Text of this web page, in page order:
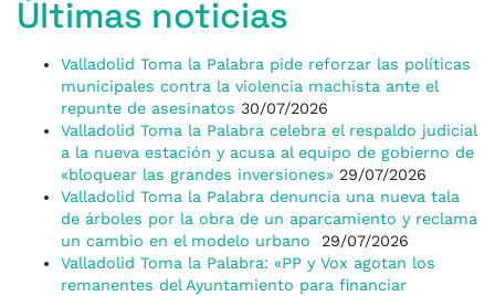
Últimas noticias
Valladolid Toma la Palabra pide reforzar las políticas
municipales contra la violencia machista ante el
repunte de asesinatos 30/07/2026
Valladolid Toma la Palabra celebra el respaldo judicial
a la nueva estación y acusa al equipo de gobierno de
«bloquear las grandes inversiones» 29/07/2026
Valladolid Toma la Palabra denuncia una nueva tala
de árboles por la obra de un aparcamiento y reclama
un cambio en el modelo urbano
29/07/2026
Valladolid Toma la Palabra: «PP y Vox agotan los
remanentes del Ayuntamiento para financiar